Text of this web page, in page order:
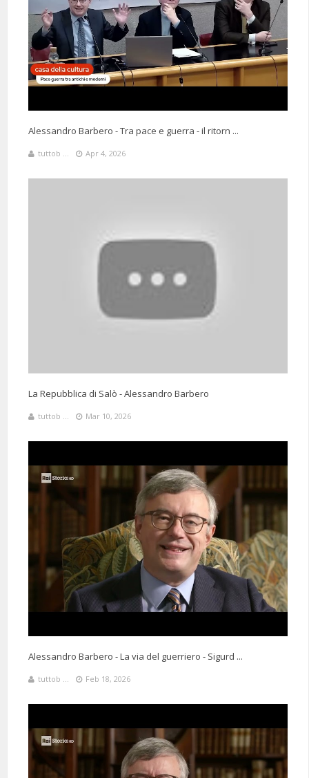
Alessandro Barbero - Tra pace e guerra - il ritorn ...
tuttob ... Apr 4, 2026
La Repubblica di Salò - Alessandro Barbero
tuttob ... Mar 10, 2026
Alessandro Barbero - La via del guerriero - Sigurd ...
tuttob ... Feb 18, 2026